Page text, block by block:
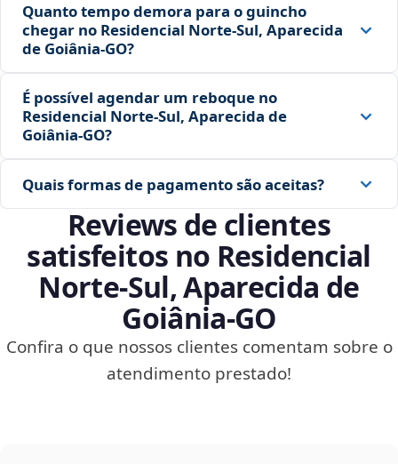
Quanto tempo demora para o guincho
chegar no Residencial Norte-Sul, Aparecida
de Goiânia‑GO?
É possível agendar um reboque no
Residencial Norte-Sul, Aparecida de
Goiânia‑GO?
Quais formas de pagamento são aceitas?
Reviews de clientes
satisfeitos no Residencial
Norte-Sul, Aparecida de
Goiânia‑GO
Confira o que nossos clientes comentam sobre o
atendimento prestado!